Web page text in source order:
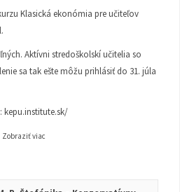
Klasická ekonómia pre učiteľov
Aktívni stredoškolskí učitelia so
sa tak ešte môžu prihlásiť do 31. júla
kepu.institute.sk/
Zobraziť viac